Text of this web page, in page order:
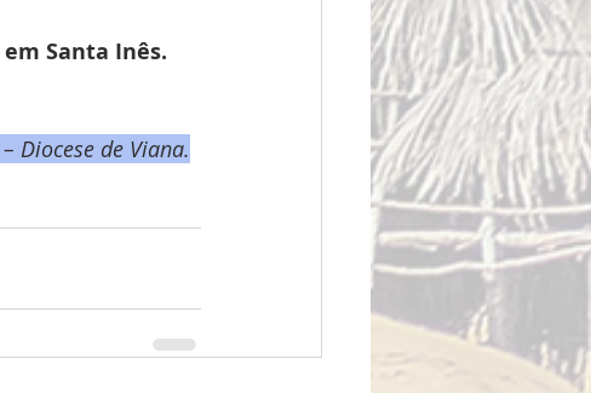
Santa Inês.
Diocese de Viana.